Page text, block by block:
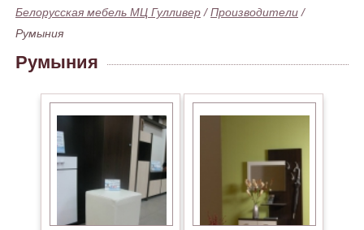
Белорусская мебель МЦ Гулливер /Производители /
Румыния
Румыния